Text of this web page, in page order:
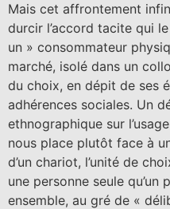
Mais cet affrontement
durcir l’accord tacite qui
un » consommateur
marché, isolé dans un
du choix, en dépit de ses
adhérences sociales. Un
ethnographique sur
nous place plutôt face à
d’un chariot, l’unité de
une personne seule
ensemble, au gré de «